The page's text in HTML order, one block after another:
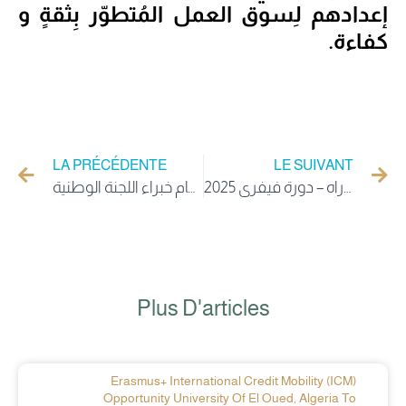
إعدادهم لِسوق العمل المُتطوّر بِثقةٍ و
كفاءة.
LA PRÉCÉDENTE LE SUIVANT
Plus D'articles
Erasmus+ International Credit Mobility (ICM)
Opportunity University Of El Oued, Algeria To